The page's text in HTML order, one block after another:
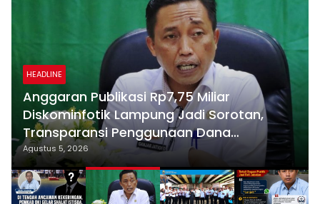
HEADLINE
Anggaran Publikasi Rp7,75 Miliar
Diskominfotik Lampung Jadi Sorotan,
Transparansi Penggunaan Dana
Dipertanyakan
Agustus 5, 2026